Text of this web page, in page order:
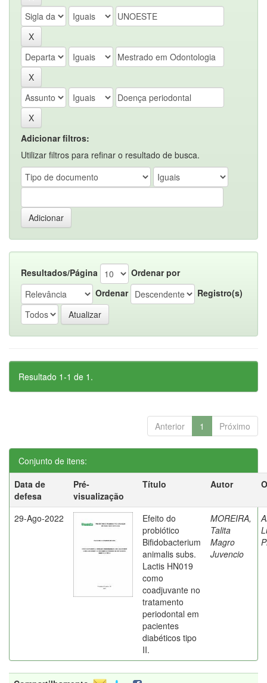
Adicionar filtros:
Utilizar filtros para refinar o resultado de busca.
Resultados/Página
Ordenar por
Ordenar
Registro(s)
Resultado 1-1 de 1.
Anterior 1 Próximo
Conjunto de itens:
Data de
defesa
Pré-
visualização
Título Autor
29-Ago-2022
Efeito do
probiótico
Bifidobacterium
animalis subs.
Lactis HN019
como
coadjuvante no
tratamento
periodontal em
pacientes
diabéticos tipo
II.
MOREIRA,
Talita
Magro
Juvencio